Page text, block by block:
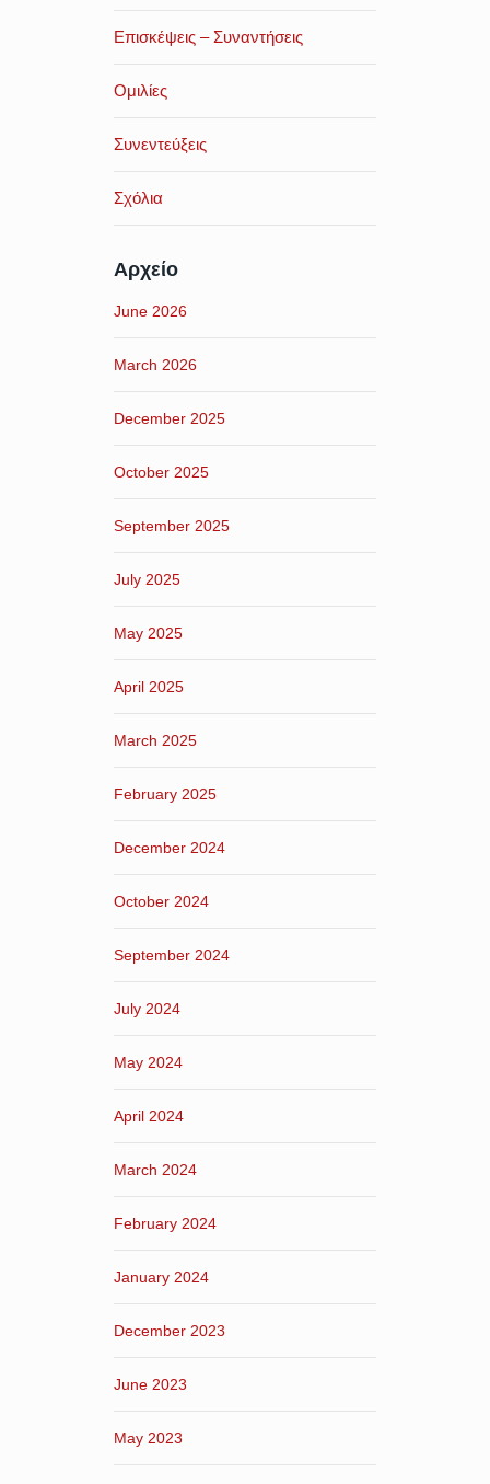
Επισκέψεις – Συναντήσεις
Ομιλίες
Συνεντεύξεις
Σχόλια
Αρχείο
June 2026
March 2026
December 2025
October 2025
September 2025
July 2025
May 2025
April 2025
March 2025
February 2025
December 2024
October 2024
September 2024
July 2024
May 2024
April 2024
March 2024
February 2024
January 2024
December 2023
June 2023
May 2023